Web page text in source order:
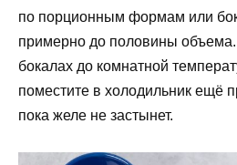
по порционным формам или
примерно до половины объема.
бокалах до комнатной
поместите в холодильник ещё
пока желе не застынет.